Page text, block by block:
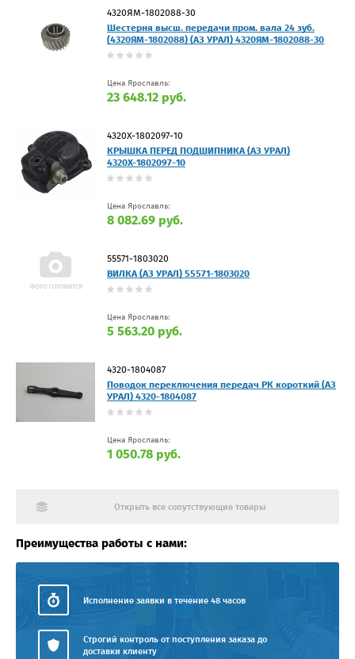
4320ЯМ-1802088-30
Шестерня высш. передачи пром. вала 24 зуб.
(4320ЯМ-1802088) (АЗ УРАЛ) 4320ЯМ-1802088-30
Цена Ярославль:
23 648.12 руб.
4320Х-1802097-10
КРЫШКА ПЕРЕД ПОДШИПНИКА (АЗ УРАЛ)
4320Х-1802097-10
Цена Ярославль:
8 082.69 руб.
55571-1803020
ВИЛКА (АЗ УРАЛ) 55571-1803020
Цена Ярославль:
5 563.20 руб.
4320-1804087
Поводок переключения передач РК короткий (АЗ
УРАЛ) 4320-1804087
Цена Ярославль:
1 050.78 руб.
Открыть все сопутствующие товары
Преимущества работы с нами:
Исполнение заявки в течение 48 часов
Строгий контроль от поступления заказа до
доставки клиенту